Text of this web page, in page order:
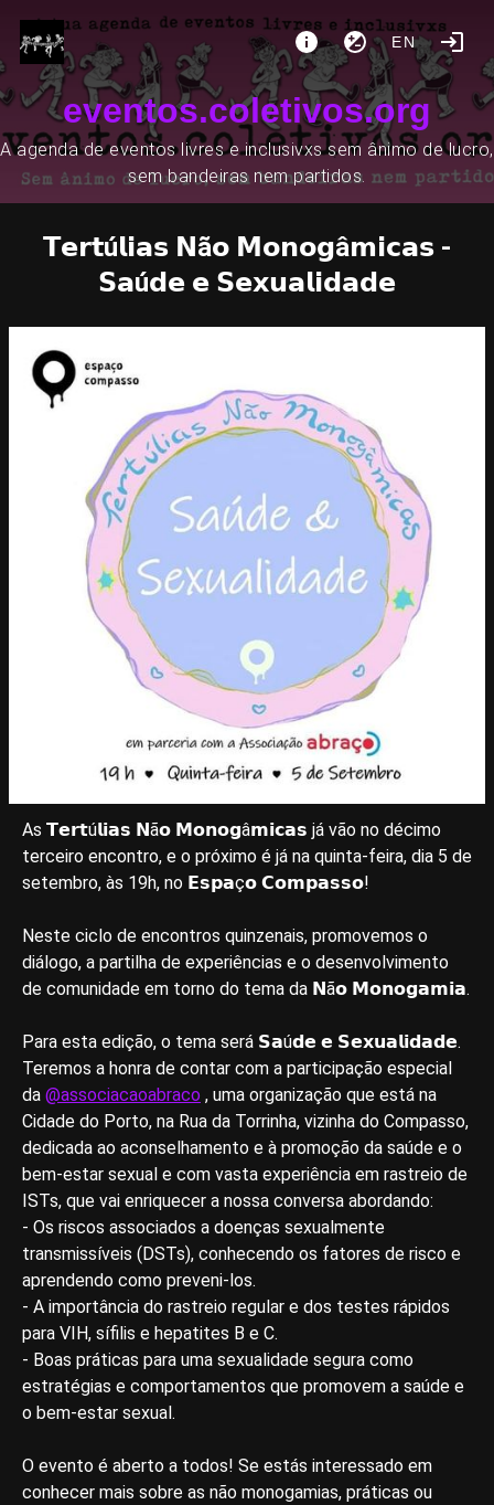
EN
eventos.coletivos.org
A agenda de eventos livres e inclusivxs sem ânimo de lucro,
sem bandeiras nem partidos.
𝗧𝗲𝗿𝘁ú𝗹𝗶𝗮𝘀 𝗡ã𝗼 𝗠𝗼𝗻𝗼𝗴â𝗺𝗶𝗰𝗮𝘀 -
𝗦𝗮ú𝗱𝗲 𝗲 𝗦𝗲𝘅𝘂𝗮𝗹𝗶𝗱𝗮𝗱𝗲
As 𝗧𝗲𝗿𝘁ú𝗹𝗶𝗮𝘀 𝗡ã𝗼 𝗠𝗼𝗻𝗼𝗴â𝗺𝗶𝗰𝗮𝘀 já vão no décimo
terceiro encontro, e o próximo é já na quinta-feira, dia 5 de
setembro, às 19h, no 𝗘𝘀𝗽𝗮ç𝗼 𝗖𝗼𝗺𝗽𝗮𝘀𝘀𝗼!
Neste ciclo de encontros quinzenais, promovemos o
diálogo, a partilha de experiências e o desenvolvimento
de comunidade em torno do tema da 𝗡ã𝗼 𝗠𝗼𝗻𝗼𝗴𝗮𝗺𝗶𝗮.
Para esta edição, o tema será 𝗦𝗮ú𝗱𝗲 𝗲 𝗦𝗲𝘅𝘂𝗮𝗹𝗶𝗱𝗮𝗱𝗲.
Teremos a honra de contar com a participação especial
da @associacaoabraco , uma organização que está na
Cidade do Porto, na Rua da Torrinha, vizinha do Compasso,
dedicada ao aconselhamento e à promoção da saúde e o
bem-estar sexual e com vasta experiência em rastreio de
ISTs, que vai enriquecer a nossa conversa abordando:
- Os riscos associados a doenças sexualmente
transmissíveis (DSTs), conhecendo os fatores de risco e
aprendendo como preveni-los.
- A importância do rastreio regular e dos testes rápidos
para VIH, sífilis e hepatites B e C.
- Boas práticas para uma sexualidade segura como
estratégias e comportamentos que promovem a saúde e
o bem-estar sexual.
O evento é aberto a todos! Se estás interessado em
conhecer mais sobre as não monogamias, práticas ou